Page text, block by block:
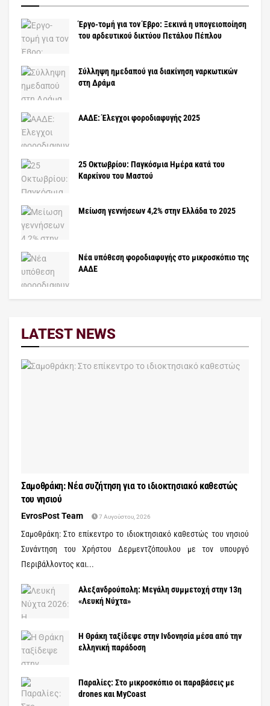
Έργο-τομή για τον Έβρο: Ξεκινά η υπογειοποίηση
του αρδευτικού δικτύου Πετάλου Πέπλου
Σύλληψη ημεδαπού για διακίνηση ναρκωτικών
στη Δράμα
ΑΑΔΕ: Έλεγχοι φοροδιαφυγής 2025
25 Οκτωβρίου: Παγκόσμια Ημέρα κατά του
Καρκίνου του Μαστού
Μείωση γεννήσεων 4,2% στην Ελλάδα το 2025
Νέα υπόθεση φοροδιαφυγής στο μικροσκόπιο της
ΑΑΔΕ
LATEST NEWS
Σαμοθράκη: Νέα συζήτηση για το ιδιοκτησιακό καθεστώς
του νησιού
EvrosPost Team 7 Αυγούστου, 2026
Σαμοθράκη: Στο επίκεντρο το ιδιοκτησιακό καθεστώς του νησιού
Συνάντηση του Χρήστου Δερμεντζόπουλου με τον υπουργό
Περιβάλλοντος και...
Αλεξανδρούπολη: Μεγάλη συμμετοχή στην 13η
«Λευκή Νύχτα»
Η Θράκη ταξίδεψε στην Ινδονησία μέσα από την
ελληνική παράδοση
Παραλίες: Στο μικροσκόπιο οι παραβάσεις με
drones και MyCoast